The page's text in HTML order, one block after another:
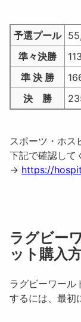
予選プール
準々決勝
準 決 勝
決 勝
スポーツ・ホス
下記で確認して
→ https://
ラグビー
ット購入
ラグビーワール
するには、最初